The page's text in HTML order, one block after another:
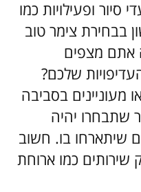
ופעילויות כמו
בבחירת צימר טוב
אתם מצפים
שלכם?
מעוניינים בסביבה
שתבחרו יהיה
שיתארחו בו. חשוב
שירותים כמו ארוחת